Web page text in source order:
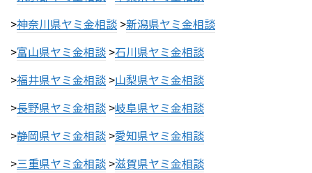
>神奈川県ヤミ金相談 >新潟県ヤミ金相談
>富山県ヤミ金相談 >石川県ヤミ金相談
>福井県ヤミ金相談 >山梨県ヤミ金相談
>長野県ヤミ金相談 >岐阜県ヤミ金相談
>静岡県ヤミ金相談 >愛知県ヤミ金相談
>三重県ヤミ金相談 >滋賀県ヤミ金相談